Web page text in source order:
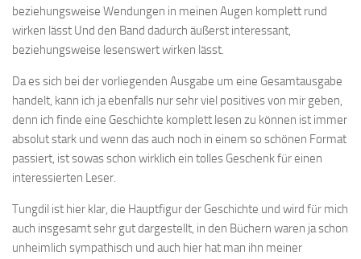
beziehungsweise Wendungen in meinen Augen komplett rund
wirken lässt Und den Band dadurch äußerst interessant,
beziehungsweise lesenswert wirken lässt.
Da es sich bei der vorliegenden Ausgabe um eine Gesamtausgabe
handelt, kann ich ja ebenfalls nur sehr viel positives von mir geben,
denn ich finde eine Geschichte komplett lesen zu können ist immer
absolut stark und wenn das auch noch in einem so schönen Format
passiert, ist sowas schon wirklich ein tolles Geschenk für einen
interessierten Leser.
Tungdil ist hier klar, die Hauptfigur der Geschichte und wird für mich
auch insgesamt sehr gut dargestellt, in den Büchern waren ja schon
unheimlich sympathisch und auch hier hat man ihn meiner